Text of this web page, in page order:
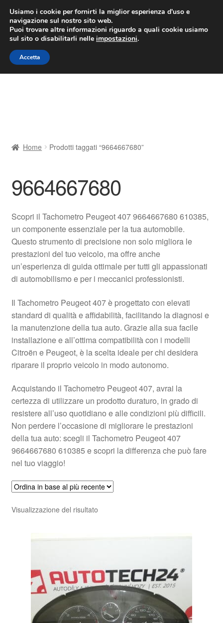
CONSEGNA da 7 EUR
Lun-Ven 9:00 - 16:00/800 580 290
Vai
alla
navigazione
Vai
al
contenuto
Contatto
Il mio account
Pagamenti
Politica sulla riservatezza
Registratore di cassa
Rimostranza
Spedizione in tutto il mondo
Termini e condizioni
Home Prodotti taggati “9664667680”
9664667680
Scopri il Tachometro Peugeot 407 9664667680 610385,
un componente essenziale per la tua automobile.
Questo strumento di precisione non solo migliora le
prestazioni del tuo veicolo, ma offre anche
un’esperienza di guida ottimale per tutti gli appassionati
di automobilismo e per i meccanici professionisti.
Il Tachometro Peugeot 407 è progettato con elevati
standard di qualità e affidabilità, facilitando la diagnosi e
la manutenzione della tua auto. Grazie alla sua facile
installazione e all’ottima compatibilità con i modelli
Citroën e Peugeot, è la scelta ideale per chi desidera
riparare il proprio veicolo in modo autonomo.
Acquistando il Tachometro Peugeot 407, avrai la
certezza di utilizzare un prodotto duraturo, in grado di
resistere all’uso quotidiano e alle condizioni più difficili.
Non perdere l’occasione di migliorare le prestazioni
della tua auto: scegli il Tachometro Peugeot 407
9664667680 610385 e scopri la differenza che può fare
nel tuo viaggio!
Visualizzazione del risultato
Usiamo i cookie per fornirti la miglior esperienza d'uso e
navigazione sul nostro sito web.
Puoi trovare altre informazioni riguardo a quali cookie usiamo
sul sito o disabilitarli nelle impostazioni.
Accetta